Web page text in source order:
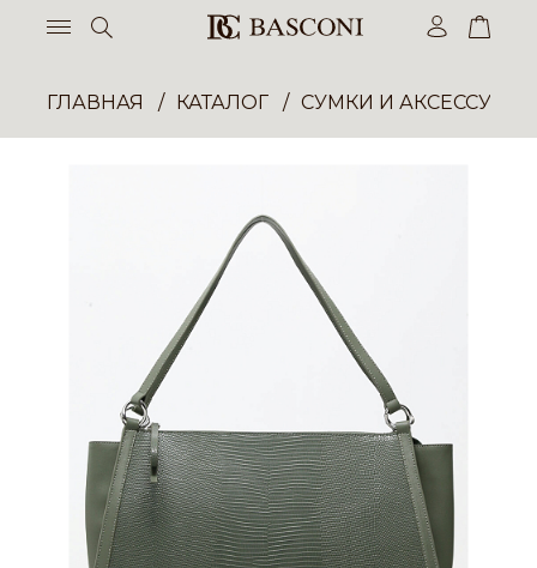
ГЛАВНАЯ КАТАЛОГ СУМКИ И